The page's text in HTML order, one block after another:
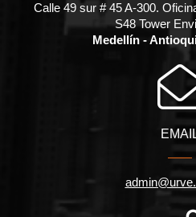
Calle 49 sur # 45 A-300.
S48 Tower
Medellín -